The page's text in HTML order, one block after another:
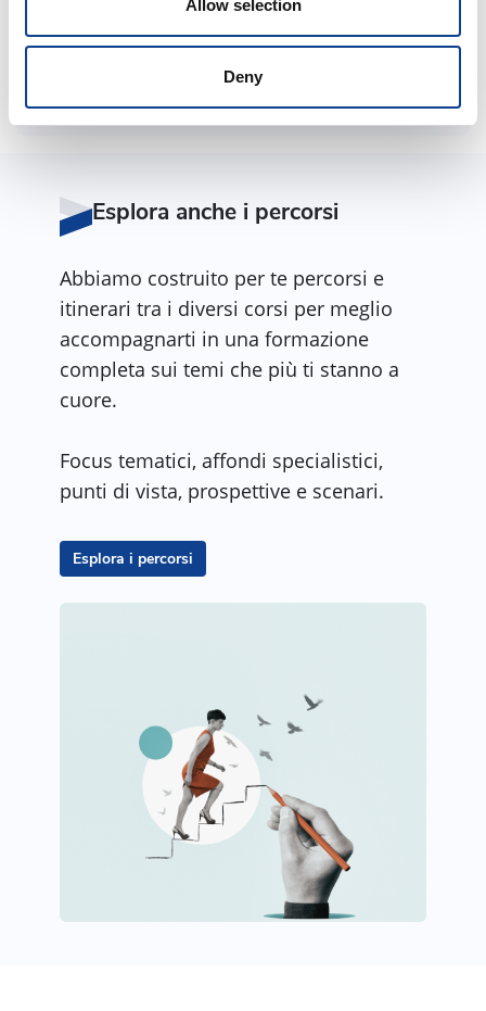
Allow selection
Deny
Durata complessiva:2h 30m
Esplora anche i percorsi
Abbiamo costruito per te percorsi e
itinerari tra i diversi corsi per meglio
accompagnarti in una formazione
completa sui temi che più ti stanno a
cuore.
Focus tematici, affondi specialistici,
punti di vista, prospettive e scenari.
Esplora i percorsi